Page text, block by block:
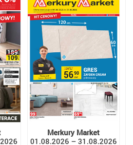
Merkury Market
01.08.2026 – 31.08.2026